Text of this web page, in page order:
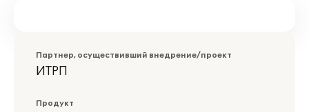
Партнер, осуществивший внедрение/проект
ИТРП
Продукт